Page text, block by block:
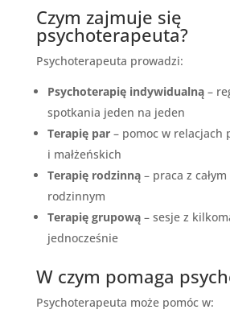
Czym zajmuje się
psychoterapeuta?
Psychoterapeuta prowadzi:
Psychoterapię indywidualną–
spotkania jeden na jeden
Terapię par– pomoc w relacjach
i małżeńskich
Terapię rodzinną– praca z
rodzinnym
Terapię grupową– sesje z
jednocześnie
W czym pomaga
Psychoterapeuta może pomóc w: